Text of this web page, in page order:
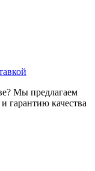
Мы предлагаем
гарантию качества